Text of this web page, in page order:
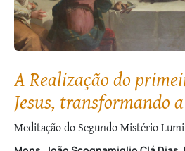
A Realização do
Jesus, transformando
nas Bodas de Caná
Meditação do Segundo Mistério